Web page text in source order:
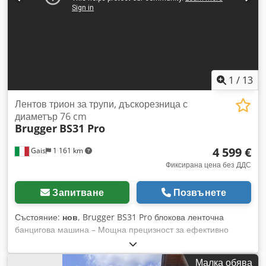
349 € Вземете сега лентовия блоков трион Brugger BS31
1 / 13
Gais 1 161 km
Лентов трион за трупи, дъскорезница с
диаметър 76 cm
Brugger BS31 Pro
4 599 €
Фиксирана цена без ДДС
Запитване Позвънете
Състояние: нов, Brugger BS31 Pro блокова ленточна
банцигова машина – Мощна прецизност за ефективно
рязане! Brugger BS31 Pro е семпло, но добре обмислено
банцигово сечище, което без усилие превръща трупи с
Малка обява